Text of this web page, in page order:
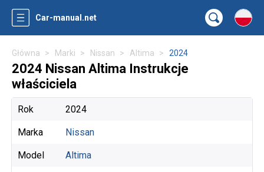
Car-manual.net
Główna Marki Nissan Altima 2024
2024 Nissan Altima Instrukcje
właściciela
Rok 2024
Marka Nissan
Model Altima